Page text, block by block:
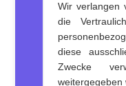
Wir verlangen
die
diese
Zwecke
weitergegeben